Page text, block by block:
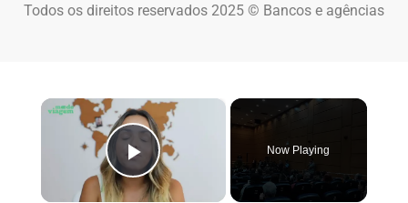
Todos os direitos reservados 2025 © Bancos e agências
×
Play Video
Now Playing